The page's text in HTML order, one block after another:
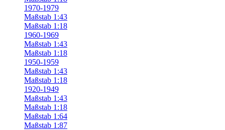
1970-1979
Maßstab 1:43
Maßstab 1:18
1960-1969
Maßstab 1:43
Maßstab 1:18
1950-1959
Maßstab 1:43
Maßstab 1:18
1920-1949
Maßstab 1:43
Maßstab 1:18
Maßstab 1:64
Maßstab 1:87